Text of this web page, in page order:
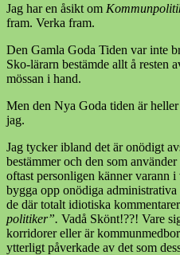
Jag har en åsikt om
fram. Verka fram.
Den Gamla Goda Tiden var inte
Sko-lärarn bestämde allt å resten
mössan i hand.
Men den Nya Goda tiden är
jag.
Jag tycker ibland det är onödigt
bestämmer och den som
oftast personligen känner varann
bygga opp onödiga
de där totalt idiotiska
politiker”. Vadå Skönt!??! Vare
korridorer eller är
ytterligt påverkade av det som